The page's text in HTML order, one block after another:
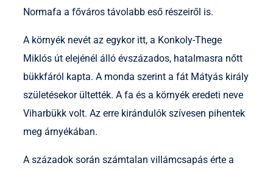
Normafa a főváros távolabb eső részeiről is.
A környék nevét az egykor itt, a Konkoly-Thege
Miklós út elejénél álló évszázados, hatalmasra nőtt
bükkfáról kapta. A monda szerint a fát Mátyás király
születésekor ültették. A fa és a környék eredeti neve
Viharbükk volt. Az erre kirándulók szívesen pihentek
meg árnyékában.
A századok során számtalan villámcsapás érte a